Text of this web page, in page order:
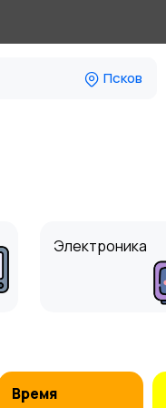
Псков
Электроника
Время